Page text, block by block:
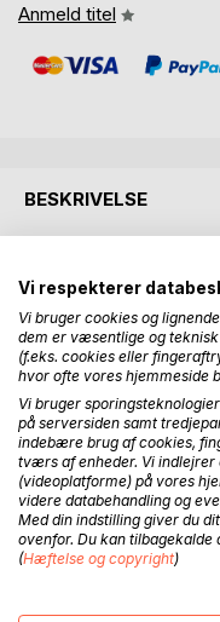
Anmeld titel
BESKRIVELSE
Hvad gør man, når
mulighed for at følge
som man ikke har lyst
følge? Når de ideer,
man har investeret
om en bedre fremtid,
fællesskabet - eller
Sejrherren skriver
om nogle af dem, som
side under Danmarks
troede de bare, at de
fremtiden tilhørte
Vi respekterer
Vi bruger cookies og
dem er væsentlige og
(f.eks. cookies eller
hvor ofte vores hjemmeside
Vi bruger
på serversiden samt
indebære brug af cookies,
tværs af enheder. Vi
(videoplatforme) på vores
videre databehandling og
Med din indstilling giver du
ovenfor. Du kan
(Hæftelse og copyright)